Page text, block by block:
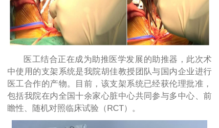
医工结合正在成为助推医学发展的助推器，此次术
中使用的支架系统是我院胡佳教授团队与国内企业进行
医工合作的产物。目前，该支架系统已经获伦理批准，
包括我院在内全国十余家心脏中心共同参与多中心、前
瞻性、随机对照临床试验（RCT）。